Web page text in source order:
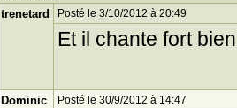
trenetard Posté le 3/10/2012 à 20:49
Et il chante fort
Dominic Posté le 30/9/2012 à 14:47